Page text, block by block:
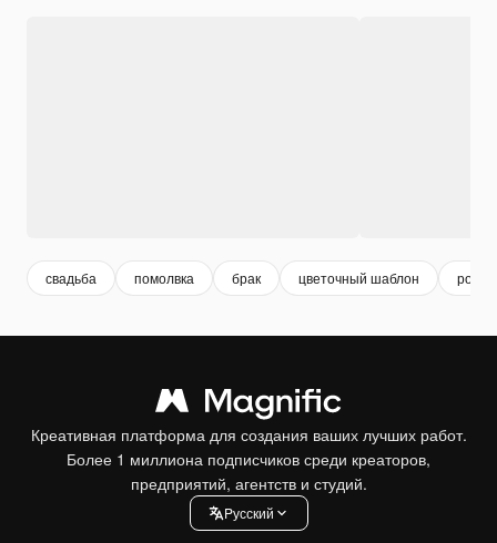
свадьба помолвка брак цветочный шаблон
Креативная платформа для создания ваших лучших работ.
Более 1 миллиона подписчиков среди креаторов,
предприятий, агентств и студий.
Pусский